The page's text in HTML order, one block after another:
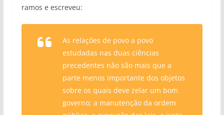
ramos e escreveu:
As relações de povo a povo
estudadas nas duas ciências
precedentes não são mais que a
parte menos importante dos objetos
sobre os quais deve zelar um bom
governo; a manutenção da ordem